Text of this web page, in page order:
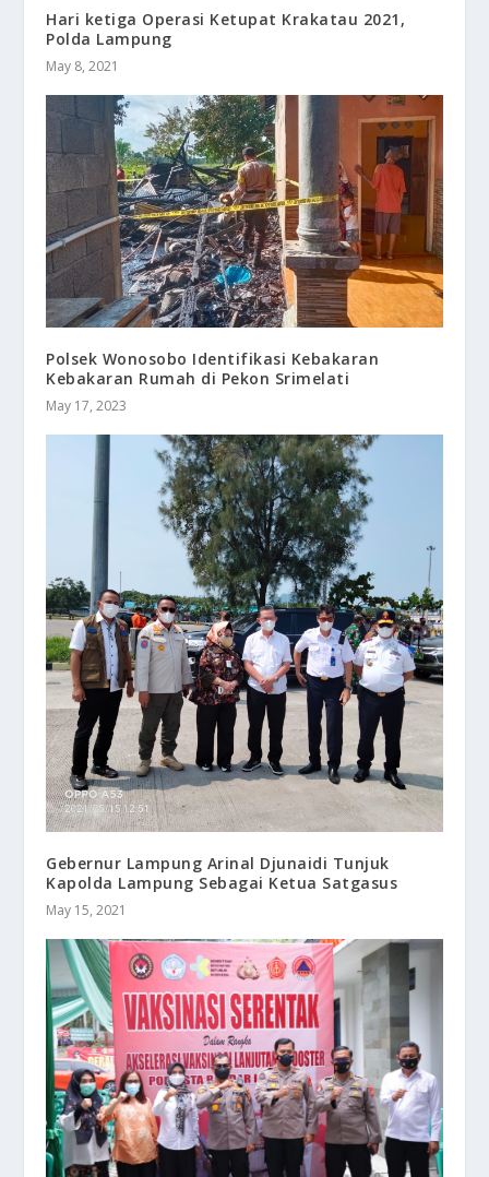
Hari ketiga Operasi Ketupat Krakatau 2021,
Polda Lampung
May 8, 2021
Polsek Wonosobo Identifikasi Kebakaran
Kebakaran Rumah di Pekon Srimelati
May 17, 2023
Gebernur Lampung Arinal Djunaidi Tunjuk
Kapolda Lampung Sebagai Ketua Satgasus
May 15, 2021